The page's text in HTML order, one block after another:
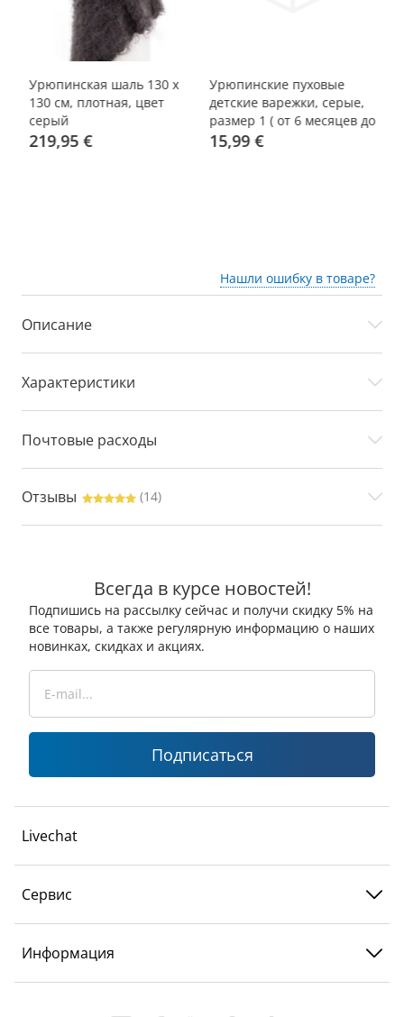
Урюпинская шаль 130 х
130 см, плотная, цвет
серый
219,95 €
Урюпинские пуховые
детские варежки, серые,
размер 1 ( от 6 месяцев до
1,5 года)
15,99 €
Нашли ошибку в товаре?
Описание
Характеристики
Почтовые расходы
Отзывы (14)
Всегда в курсе новостей!
Подпишись на рассылку сейчас и получи скидку 5% на
все товары, а также регулярную информацию о наших
новинках, скидках и акциях.
Подписаться
Livechat
Сервис
Информация